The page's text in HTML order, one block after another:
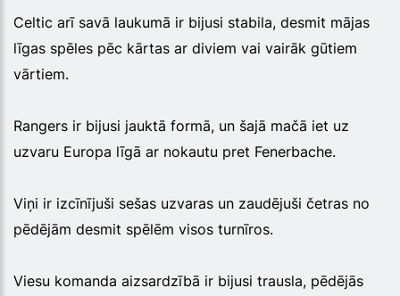
Celtic arī savā laukumā ir bijusi stabila, desmit mājas
līgas spēles pēc kārtas ar diviem vai vairāk gūtiem
vārtiem.
Rangers ir bijusi jauktā formā, un šajā mačā iet uz
uzvaru Europa līgā ar nokautu pret Fenerbache.
Viņi ir izcīnījuši sešas uzvaras un zaudējuši četras no
pēdējām desmit spēlēm visos turnīros.
Viesu komanda aizsardzībā ir bijusi trausla, pēdējās